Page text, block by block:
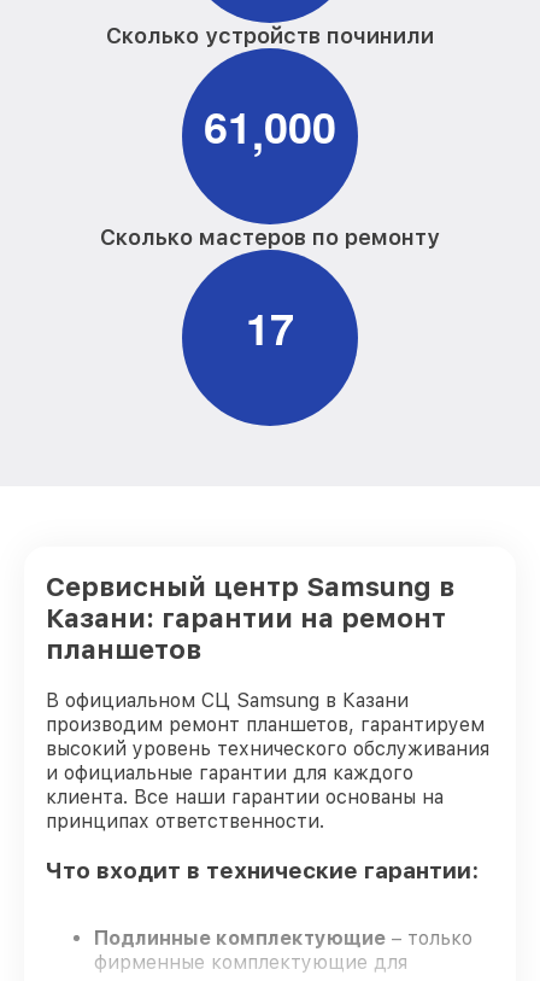
Сколько устройств починили
61,000
Сколько мастеров по ремонту
17
Сервисный центр Samsung в
Казани: гарантии на ремонт
планшетов
В официальном СЦ Samsung в Казани
производим ремонт планшетов, гарантируем
высокий уровень технического обслуживания
и официальные гарантии для каждого
клиента. Все наши гарантии основаны на
принципах ответственности.
Что входит в технические гарантии:
Подлинные комплектующие – только
фирменные комплектующие для